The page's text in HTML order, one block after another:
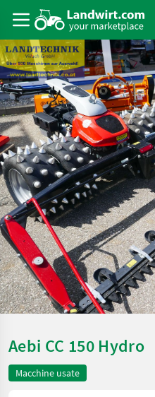
Aebi CC 150 Hydro
Macchine usate